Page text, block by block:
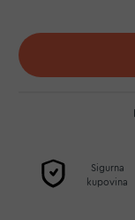
Sigurna
kupovina